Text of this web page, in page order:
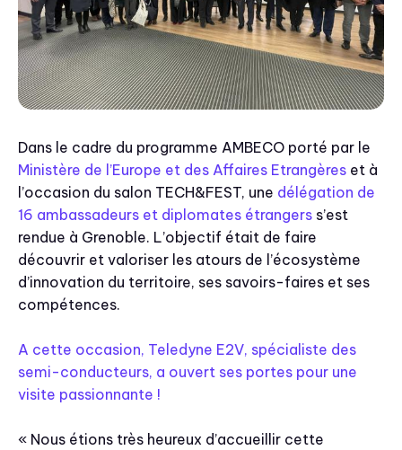
Dans le cadre du programme AMBECO porté par le
Ministère de l’Europe et des Affaires Etrangères et à
l’occasion du salon TECH&FEST, une délégation de
16 ambassadeurs et diplomates étrangers s’est
rendue à Grenoble. L’objectif était de faire
découvrir et valoriser les atours de l’écosystème
d’innovation du territoire, ses savoirs-faires et ses
compétences.
A cette occasion, Teledyne E2V, spécialiste des
semi-conducteurs, a ouvert ses portes pour une
visite passionnante !
« Nous étions très heureux d’accueillir cette